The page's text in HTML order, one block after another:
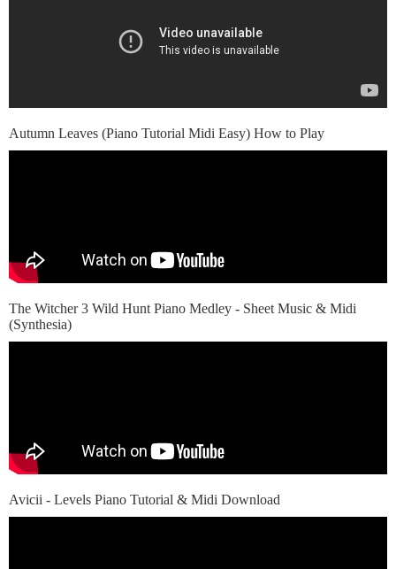
Autumn Leaves (Piano Tutorial Midi Easy) How to Play
The Witcher 3 Wild Hunt Piano Medley - Sheet Music & Midi
(Synthesia)
Avicii - Levels Piano Tutorial & Midi Download